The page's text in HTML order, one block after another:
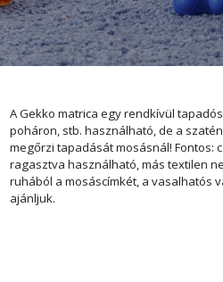
A Gekko matrica egy rendkívül
poháron, stb. használható, de a
megőrzi tapadását mosásnál! Fontos:
ragasztva használható, más textilen
ruhából a mosáscímkét, a vasalhatós
ajánljuk.